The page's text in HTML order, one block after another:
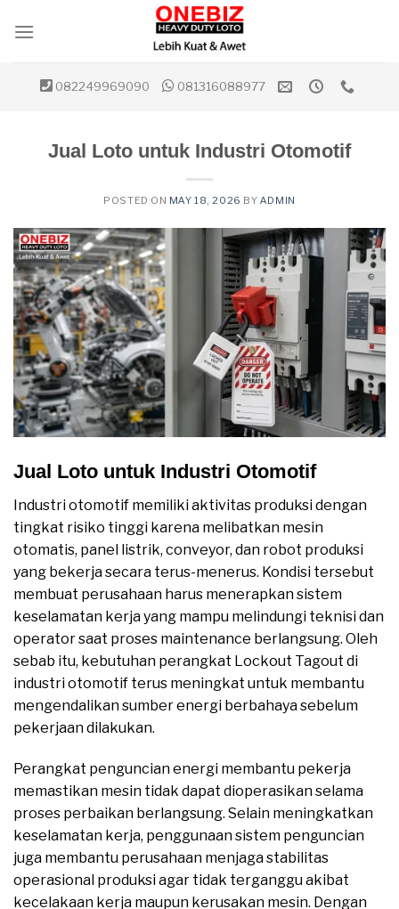
082249969090 081316088977
Jual Loto untuk Industri Otomotif
POSTED ON MAY 18, 2026 BY ADMIN
Jual Loto untuk Industri Otomotif
Industri otomotif memiliki aktivitas produksi dengan
tingkat risiko tinggi karena melibatkan mesin
otomatis, panel listrik, conveyor, dan robot produksi
yang bekerja secara terus-menerus. Kondisi tersebut
membuat perusahaan harus menerapkan sistem
keselamatan kerja yang mampu melindungi teknisi dan
operator saat proses maintenance berlangsung. Oleh
sebab itu, kebutuhan perangkat Lockout Tagout di
industri otomotif terus meningkat untuk membantu
mengendalikan sumber energi berbahaya sebelum
pekerjaan dilakukan.
Perangkat penguncian energi membantu pekerja
memastikan mesin tidak dapat dioperasikan selama
proses perbaikan berlangsung. Selain meningkatkan
keselamatan kerja, penggunaan sistem penguncian
juga membantu perusahaan menjaga stabilitas
operasional produksi agar tidak terganggu akibat
kecelakaan kerja maupun kerusakan mesin. Dengan